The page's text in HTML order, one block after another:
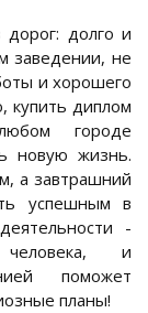
долго и
заведении, не
и хорошего
купить диплом
городе
новую жизнь.
а завтрашний
успешным в
-
и
поможет
планы!